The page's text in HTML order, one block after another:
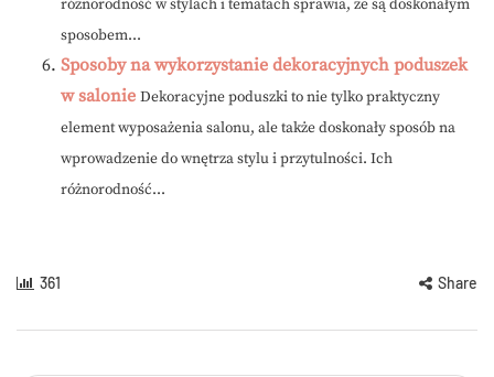
różnorodność w stylach i tematach sprawia, że są doskonałym
sposobem...
Sposoby na wykorzystanie dekoracyjnych poduszek
w salonie Dekoracyjne poduszki to nie tylko praktyczny
element wyposażenia salonu, ale także doskonały sposób na
wprowadzenie do wnętrza stylu i przytulności. Ich
różnorodność...
361 Share